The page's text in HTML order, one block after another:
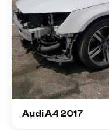
Audi A4 2017